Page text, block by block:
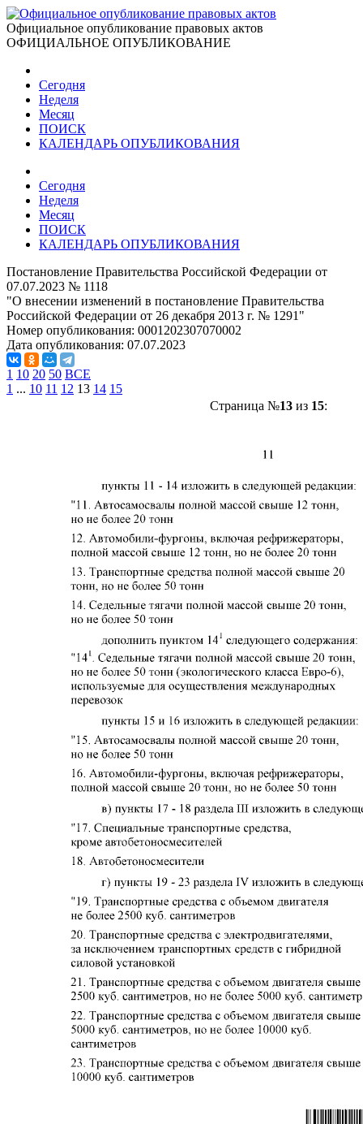
Официальное опубликование правовых актов
ОФИЦИАЛЬНОЕ ОПУБЛИКОВАНИЕ
Сегодня
Неделя
Месяц
ПОИСК
КАЛЕНДАРЬ ОПУБЛИКОВАНИЯ
Сегодня
Неделя
Месяц
ПОИСК
КАЛЕНДАРЬ ОПУБЛИКОВАНИЯ
Постановление Правительства Российской Федерации от
07.07.2023 № 1118
"О внесении изменений в постановление Правительства
Российской Федерации от 26 декабря 2013 г. № 1291"
Номер опубликования: 0001202307070002
Дата опубликования: 07.07.2023
1 10 20 50 ВСЕ
1 ... 10 11 12 13 14 15
Страница №13из 15: